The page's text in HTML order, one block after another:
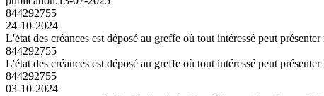
844292755
24-10-2024
L'état des créances est déposé au greffe où tout intéressé peut
844292755
L'état des créances est déposé au greffe où tout intéressé peut
844292755
03-10-2024